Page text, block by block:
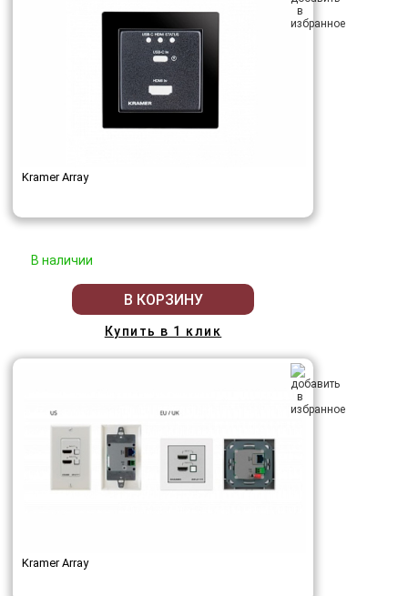
Kramer Array
В наличии
В КОРЗИНУ
Купить в 1 клик
Kramer Array